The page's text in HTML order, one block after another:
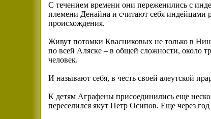
С течением времени они переженились с
племени Денайна и считают себя индейцами
происхождения.
Живут потомки Квасниковых не только в
по всей Аляске – в общей сложности, около
человек.
И называют себя, в честь своей алеутской
К детям Аграфены присоединились еще
переселился якут Петр Осипов. Еще через